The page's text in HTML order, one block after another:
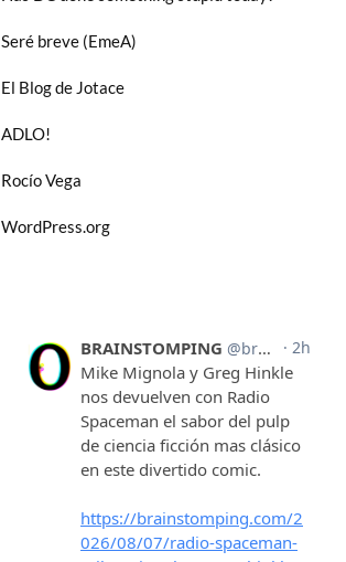
Seré breve (EmeA)
El Blog de Jotace
ADLO!
Rocío Vega
WordPress.org